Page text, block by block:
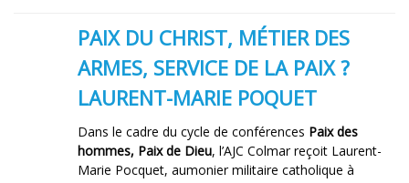
PAIX DU CHRIST, MÉTIER DES
ARMES, SERVICE DE LA PAIX ?
LAURENT-MARIE POQUET
Dans le cadre du cycle de conférences Paix des
hommes, Paix de Dieu, l’AJC Colmar reçoit Laurent-
Marie Pocquet, aumonier militaire catholique à